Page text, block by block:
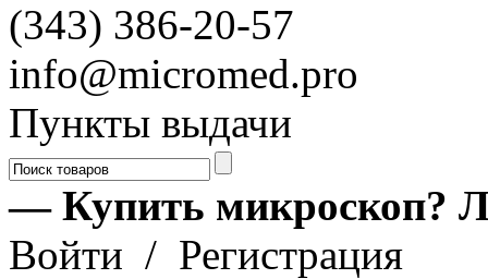
(343) 386-20-57
info@micromed.pro
Пункты выдачи
— Купить микроскоп?
Войти / Регистрация